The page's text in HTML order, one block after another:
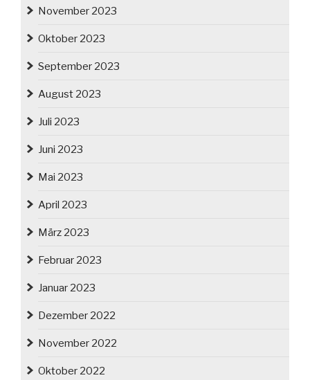
November 2023
Oktober 2023
September 2023
August 2023
Juli 2023
Juni 2023
Mai 2023
April 2023
März 2023
Februar 2023
Januar 2023
Dezember 2022
November 2022
Oktober 2022